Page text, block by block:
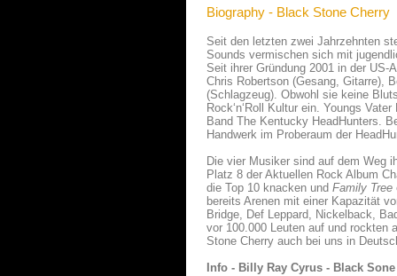
Biography - Black Stone Cherry
Seit den letzten zwei Jahrzehnten
Sounds vermischen sich mit
Seit ihrer Gründung 2001 in der
Chris Robertson (Gesang, Gitarre),
(Schlagzeug). Obwohl sie keine
Rock‘n‘Roll Kultur ein. Youngs
Band The Kentucky HeadHunters.
Handwerk im Proberaum der
Die vier Musiker sind auf dem Weg
Platz 8 der Aktuellen Rock Album
die Top 10 knacken und Family Tree
bereits Arenen mit einer Kapazität
Bridge, Def Leppard, Nickelback,
vor 100.000 Leuten auf und rockten
Stone Cherry auch bei uns in
Info - Billy Ray Cyrus - Black